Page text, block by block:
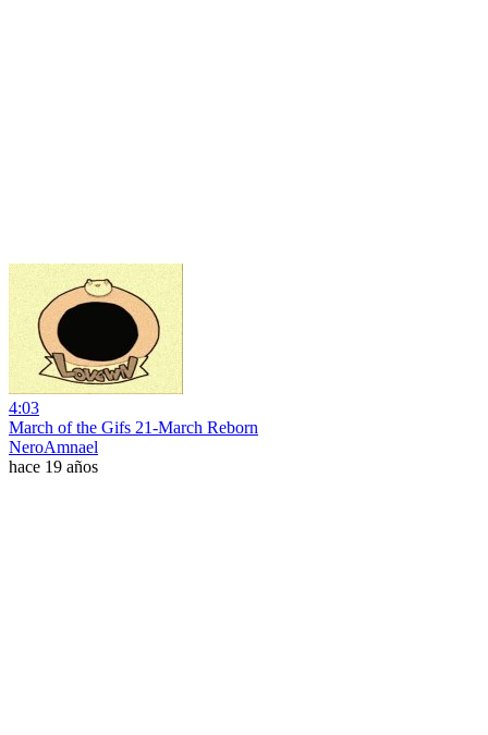
4:03
March of the Gifs 21-March Reborn
NeroAmnael
hace 19 años